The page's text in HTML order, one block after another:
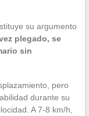
su argumento
plegado, se
sin
pero
durante su
A 7-8 km/h,